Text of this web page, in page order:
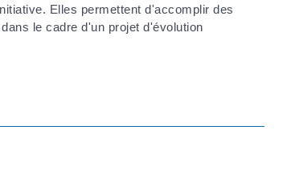
Elles permettent d'accomplir des
le cadre d'un projet d'évolution